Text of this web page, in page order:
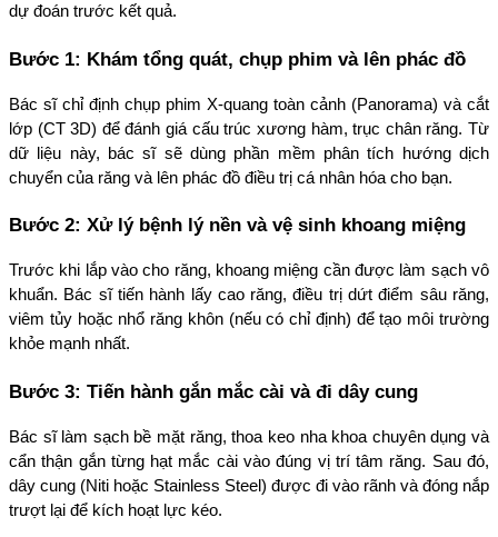
dự đoán trước kết quả.
Bước 1: Khám tổng quát, chụp phim và lên phác đồ
Bác sĩ chỉ định chụp phim X-quang toàn cảnh (Panorama) và cắt
lớp (CT 3D) để đánh giá cấu trúc xương hàm, trục chân răng. Từ
dữ liệu này, bác sĩ sẽ dùng phần mềm phân tích hướng dịch
chuyển của răng và lên phác đồ điều trị cá nhân hóa cho bạn.
Bước 2: Xử lý bệnh lý nền và vệ sinh khoang miệng
Trước khi lắp vào cho răng, khoang miệng cần được làm sạch vô
khuẩn. Bác sĩ tiến hành lấy cao răng, điều trị dứt điểm sâu răng,
viêm tủy hoặc nhổ răng khôn (nếu có chỉ định) để tạo môi trường
khỏe mạnh nhất.
Bước 3: Tiến hành gắn mắc cài và đi dây cung
Bác sĩ làm sạch bề mặt răng, thoa keo nha khoa chuyên dụng và
cẩn thận gắn từng hạt mắc cài vào đúng vị trí tâm răng. Sau đó,
dây cung (Niti hoặc Stainless Steel) được đi vào rãnh và đóng nắp
trượt lại để kích hoạt lực kéo.